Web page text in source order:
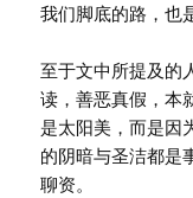
我们脚底的路，也
至于文中所提及
读，善恶真假，本
是太阳美，而是因
的阴暗与圣洁都是
聊资。